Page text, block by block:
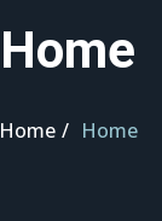
Home
Home Home